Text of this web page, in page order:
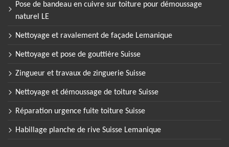
Pose de bandeau en cuivre sur toiture pour démoussage
naturel LE
Nettoyage et ravalement de façade Lemanique
Nettoyage et pose de gouttière Suisse
Zingueur et travaux de zinguerie Suisse
Nettoyage et démoussage de toiture Suisse
Réparation urgence fuite toiture Suisse
Habillage planche de rive Suisse Lemanique